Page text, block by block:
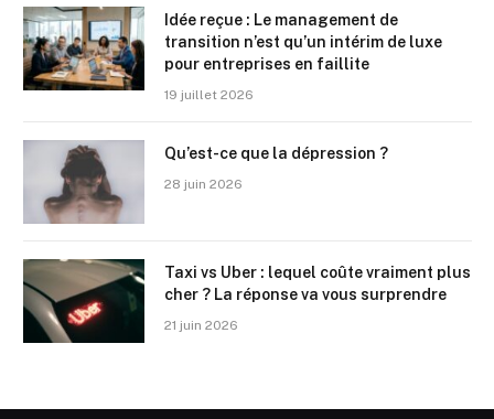
Idée reçue : Le management de
transition n’est qu’un intérim de luxe
pour entreprises en faillite
19 juillet 2026
Qu’est-ce que la dépression ?
28 juin 2026
Taxi vs Uber : lequel coûte vraiment plus
cher ? La réponse va vous surprendre
21 juin 2026